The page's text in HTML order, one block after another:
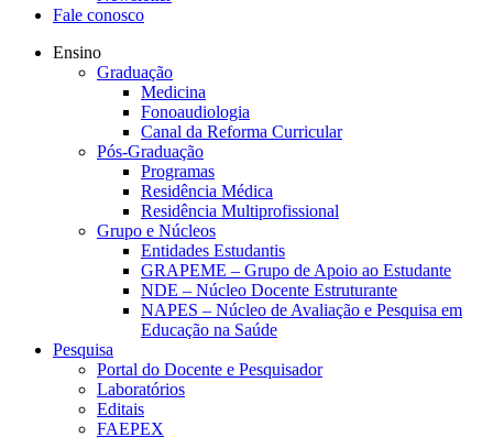
Fale conosco
Ensino
Graduação
Medicina
Fonoaudiologia
Canal da Reforma Curricular
Pós-Graduação
Programas
Residência Médica
Residência Multiprofissional
Grupo e Núcleos
Entidades Estudantis
GRAPEME – Grupo de Apoio ao Estudante
NDE – Núcleo Docente Estruturante
NAPES – Núcleo de Avaliação e Pesquisa em
Educação na Saúde
Pesquisa
Portal do Docente e Pesquisador
Laboratórios
Editais
FAEPEX